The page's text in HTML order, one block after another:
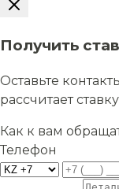
Получить
Оставьте
рассчитает
Как к вам
Телефон